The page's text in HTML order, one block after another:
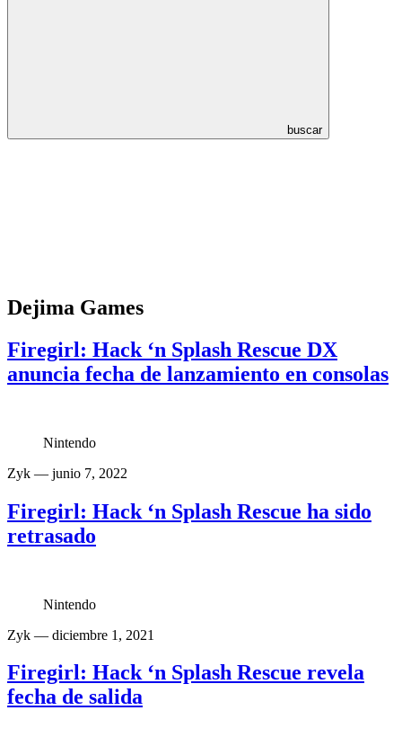
buscar
Dejima Games
Firegirl: Hack ‘n Splash Rescue DX
anuncia fecha de lanzamiento en consolas
Nintendo
Zyk — junio 7, 2022
Firegirl: Hack ‘n Splash Rescue ha sido
retrasado
Nintendo
Zyk — diciembre 1, 2021
Firegirl: Hack ‘n Splash Rescue revela
fecha de salida